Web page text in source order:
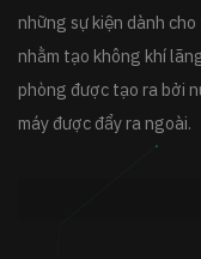
những sự kiện dành
nhằm tạo không khí
phòng được tạo ra bởi
máy được đẩy ra ngoài.